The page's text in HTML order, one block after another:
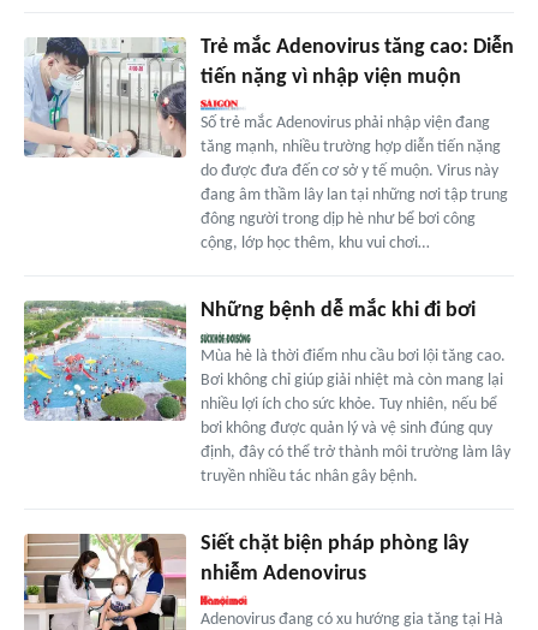
Trẻ mắc Adenovirus tăng cao: Diễn
tiến nặng vì nhập viện muộn
Số trẻ mắc Adenovirus phải nhập viện đang
tăng mạnh, nhiều trường hợp diễn tiến nặng
do được đưa đến cơ sở y tế muộn. Virus này
đang âm thầm lây lan tại những nơi tập trung
đông người trong dịp hè như bể bơi công
cộng, lớp học thêm, khu vui chơi…
Những bệnh dễ mắc khi đi bơi
Mùa hè là thời điểm nhu cầu bơi lội tăng cao.
Bơi không chỉ giúp giải nhiệt mà còn mang lại
nhiều lợi ích cho sức khỏe. Tuy nhiên, nếu bể
bơi không được quản lý và vệ sinh đúng quy
định, đây có thể trở thành môi trường làm lây
truyền nhiều tác nhân gây bệnh.
Siết chặt biện pháp phòng lây
nhiễm Adenovirus
Adenovirus đang có xu hướng gia tăng tại Hà